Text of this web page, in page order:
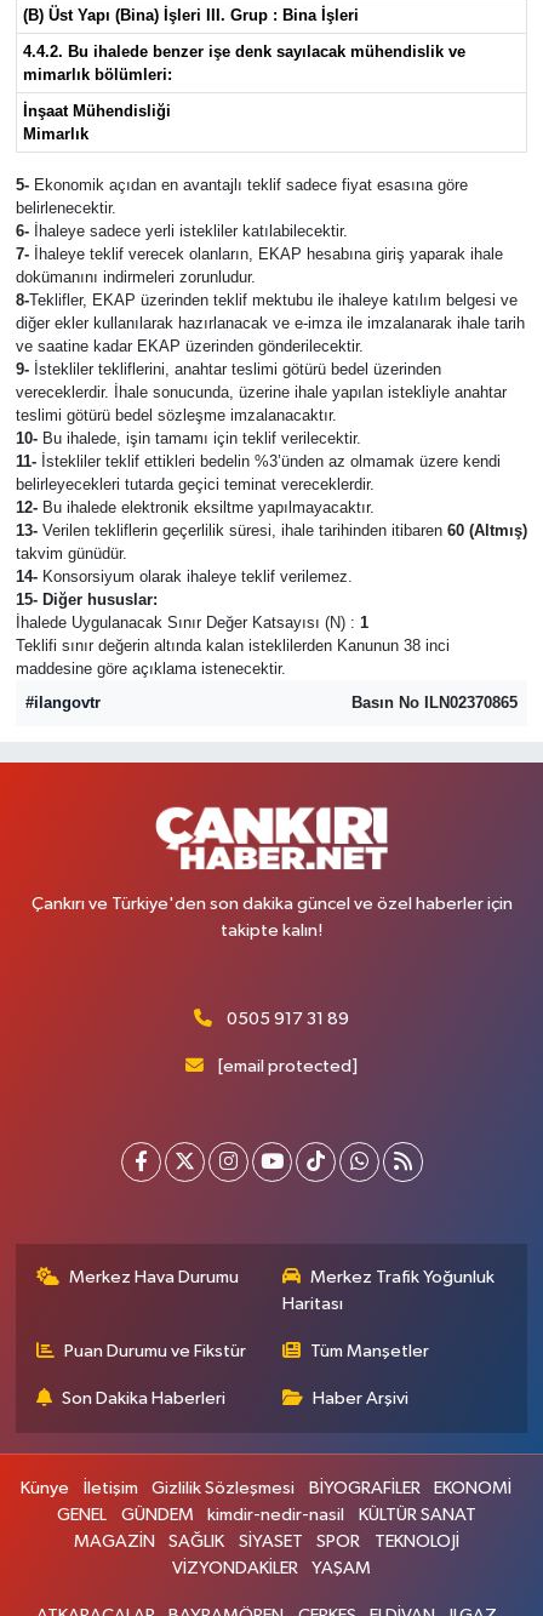
(B) Üst Yapı (Bina) İşleri III. Grup : Bina İşleri
4.4.2. Bu ihalede benzer işe denk sayılacak mühendislik ve
mimarlık bölümleri:
İnşaat Mühendisliği
Mimarlık
5-Ekonomik açıdan en avantajlı teklif sadece fiyat esasına göre
belirlenecektir.
6-
İhaleye sadece yerli istekliler katılabilecektir.
7-İhaleye teklif verecek olanların, EKAP hesabına giriş yaparak ihale
dokümanını indirmeleri zorunludur.
8-Teklifler, EKAP üzerinden teklif mektubu ile ihaleye katılım belgesi ve
diğer ekler kullanılarak hazırlanacak ve e-imza ile imzalanarak ihale tarih
ve saatine kadar EKAP üzerinden gönderilecektir.
9-İstekliler tekliflerini, anahtar teslimi götürü bedel üzerinden
vereceklerdir. İhale sonucunda, üzerine ihale yapılan istekliyle anahtar
teslimi götürü bedel sözleşme imzalanacaktır.
10-Bu ihalede, işin tamamı için teklif verilecektir.
11-İstekliler teklif ettikleri bedelin %3’ünden az olmamak üzere kendi
belirleyecekleri tutarda geçici teminat vereceklerdir.
12- Bu ihalede elektronik eksiltme yapılmayacaktır.
13-Verilen tekliflerin geçerlilik süresi, ihale tarihinden itibaren 60 (Altmış)
takvim günüdür.
14-Konsorsiyum olarak ihaleye teklif verilemez.
15- Diğer hususlar:
İhalede Uygulanacak Sınır Değer Katsayısı (N) : 1
Teklifi sınır değerin altında kalan isteklilerden Kanunun 38 inci
maddesine göre açıklama istenecektir.
#ilangovtr
Basın No ILN02370865
Çankırı ve Türkiye'den son dakika güncel ve özel haberler için
takipte kalın!
0505 917 31 89
[email protected]
Merkez Hava Durumu
Merkez Trafik Yoğunluk
Haritası
Puan Durumu ve Fikstür Tüm Manşetler
Son Dakika Haberleri Haber Arşivi
Künye İletişim Gizlilik Sözleşmesi BİYOGRAFİLER
EKONOMİ
GENEL
GÜNDEM kimdir-nedir-nasil
KÜLTÜR SANAT
MAGAZİN
SAĞLIK SİYASET SPOR
TEKNOLOJİ
VİZYONDAKİLER
YAŞAM